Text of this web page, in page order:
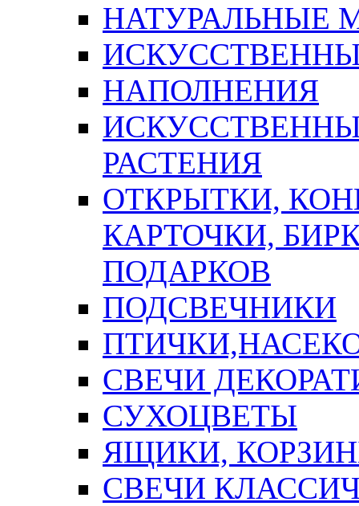
НАТУРАЛЬНЫЕ
НАПОЛНЕНИЯ
РАСТЕНИЯ
ОТКРЫТКИ,
КАРТОЧКИ,
ПОДАРКОВ
ПОДСВЕЧНИКИ
СВЕЧИ
СУХОЦВЕТЫ
ЯЩИКИ,
СВЕЧИ